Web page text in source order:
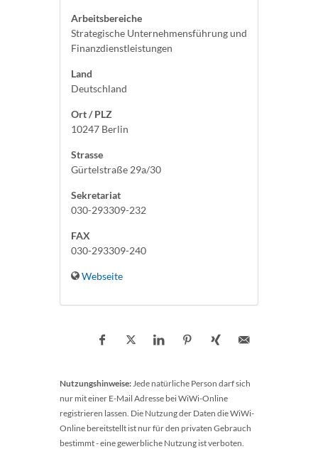
Arbeitsbereiche
Strategische Unternehmensführung und
Finanzdienstleistungen
Land
Deutschland
Ort / PLZ
10247 Berlin
Strasse
Gürtelstraße 29a/30
Sekretariat
030-293309-232
FAX
030-293309-240
Webseite
Nutzungshinweise:Jede natürliche Person darf sich
nur mit einer E-Mail Adresse bei WiWi-Online
registrieren lassen. Die Nutzung der Daten die WiWi-
Online bereitstellt ist nur für den privaten Gebrauch
bestimmt - eine gewerbliche Nutzung ist verboten.